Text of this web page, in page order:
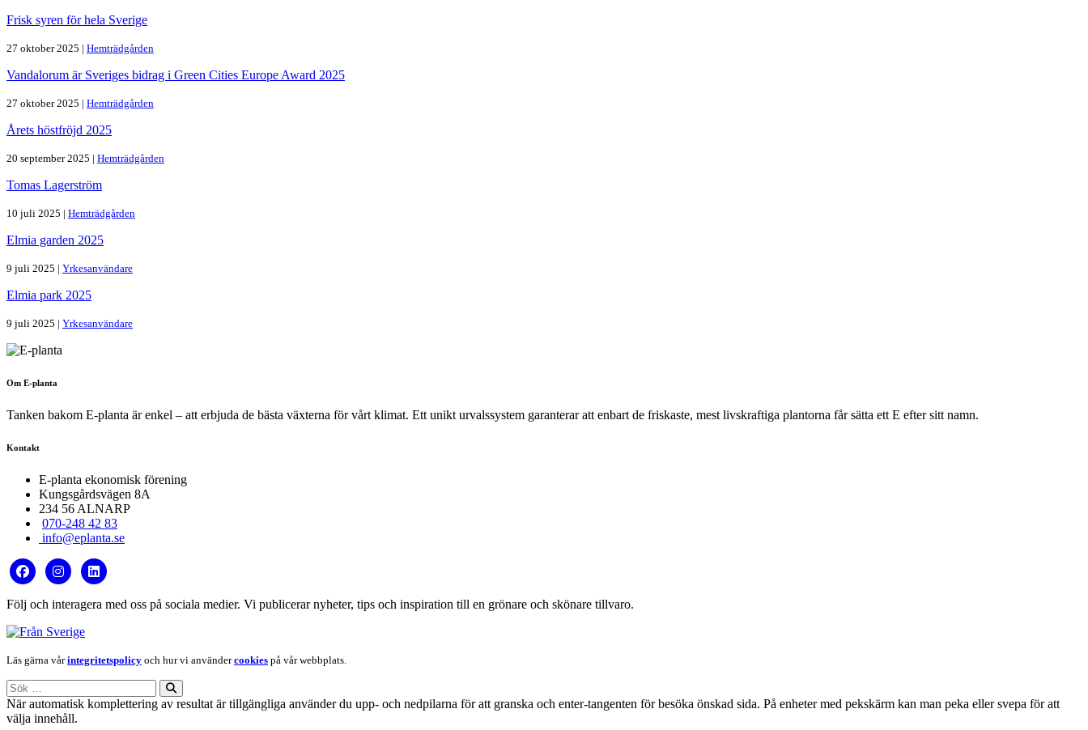
Frisk syren för hela Sverige
27 oktober 2025 | Hemträdgården
Vandalorum är Sveriges bidrag i Green Cities Europe Award 2025
27 oktober 2025 | Hemträdgården
Årets höstfröjd 2025
20 september 2025 | Hemträdgården
Tomas Lagerström
10 juli 2025 | Hemträdgården
Elmia garden 2025
9 juli 2025 | Yrkesanvändare
Elmia park 2025
9 juli 2025 | Yrkesanvändare
Om E-planta
Tanken bakom E-planta är enkel – att erbjuda de bästa växterna för vårt klimat. Ett unikt urvalssystem garanterar att enbart de friskaste, mest livskraftiga plantorna får sätta ett E efter sitt namn.
Kontakt
E-planta ekonomisk förening
Kungsgårdsvägen 8A
234 56 ALNARP
070-248 42 83
info@eplanta.se
Följ och interagera med oss på sociala medier. Vi publicerar nyheter, tips och inspiration till en grönare och skönare tillvaro.
Läs gärna vårintegritetspolicy och hur vi användercookies på vår webbplats.
Sök
efter:
När automatisk komplettering av resultat är tillgängliga använder du upp- och nedpilarna för att granska och enter-tangenten för besöka önskad sida. På enheter med pekskärm kan man peka eller svepa för att
välja innehåll.